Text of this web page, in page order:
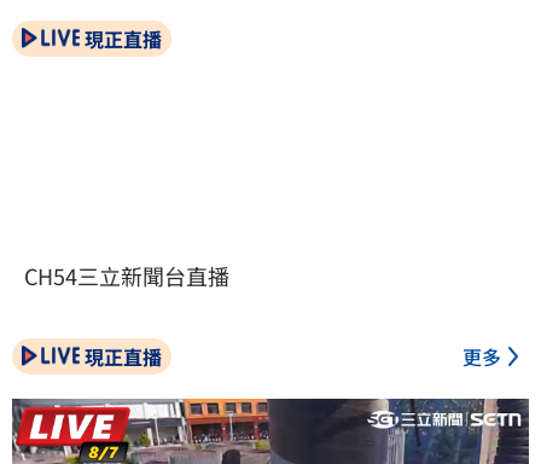
現正直播
CH54三立新聞台直播
現正直播 更多